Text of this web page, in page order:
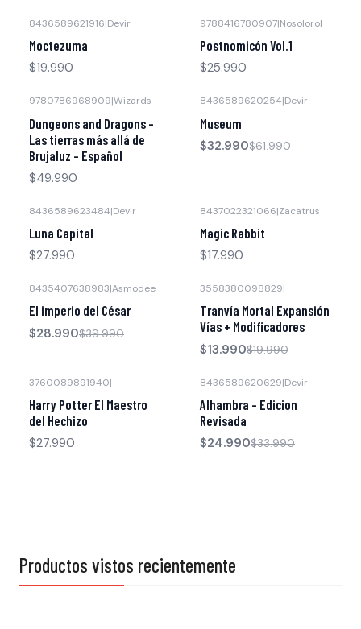
8436589621916|Devir
Moctezuma
$19.990
9788416780907|Nosolorol
Postnomicón Vol.1
$25.990
9780786968909|Wizards
Dungeons and Dragons -
Las tierras más allá de
Brujaluz - Español
$49.990
8436589620254|Devir
Museum
$32.990$61.990
8436589623484|Devir
Luna Capital
$27.990
8437022321066|Zacatrus
Magic Rabbit
$17.990
8435407638983|Asmodee
El imperio del César
$28.990$39.990
3558380098829|
Tranvía Mortal Expansión
Vías + Modificadores
$13.990$19.990
3760089891940|
Harry Potter El Maestro
del Hechizo
$27.990
8436589620629|Devir
Alhambra - Edicion
Revisada
$24.990$33.990
Productos vistos recientemente